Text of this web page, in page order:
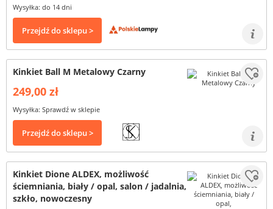
Wysyłka: do 14 dni
Przejdź do sklepu >
Kinkiet Ball M Metalowy Czarny
249,00 zł
Wysyłka: Sprawdź w sklepie
Przejdź do sklepu >
Kinkiet Dione ALDEX, możliwość
ściemniania, biały / opal, salon / jadalnia,
szkło, nowoczesny